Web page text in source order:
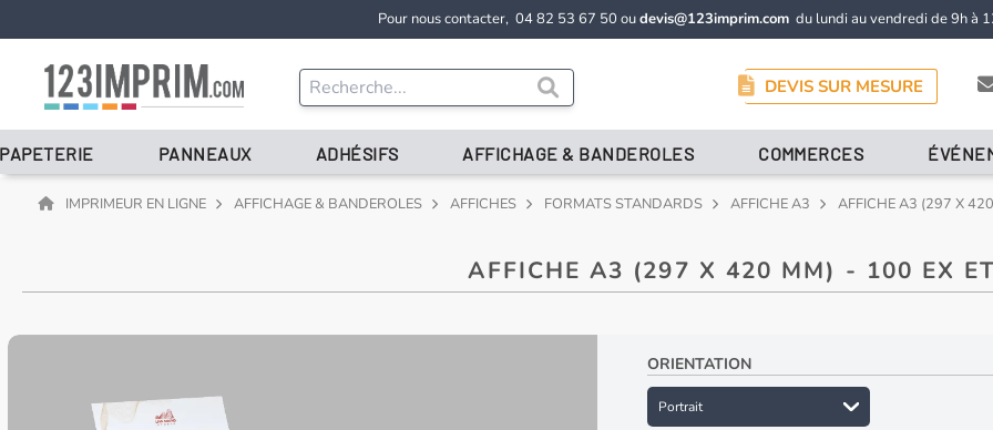
Pour nous contacter, 04 82 53 67 50 oudevis@123imprim.comdu lundi au vendredi de 9h à
DEVIS SUR MESURE
PANNEAUX ADHÉSIFS AFFICHAGE & BANDEROLES COMMERCES
IMPRIMEUR EN LIGNE AFFICHAGE & BANDEROLES AFFICHES FORMATS STANDARDS AFFICHE A3 AFFICHE A3 (297 X
AFFICHE A3 (297 X 420 MM) - 100 EX
ORIENTATION